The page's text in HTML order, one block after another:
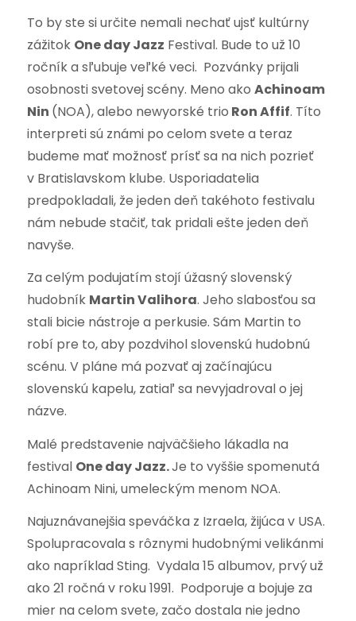
To by ste si určite nemali nechať ujsť kultúrny
zážitok One day Jazz Festival. Bude to už 10
ročník a sľubuje veľké veci. Pozvánky prijali
osobnosti svetovej scény. Meno ako Achinoam
Nin (NOA), alebo newyorské trio Ron Affif. Títo
interpreti sú známi po celom svete a teraz
budeme mať možnosť prísť sa na nich pozrieť
v Bratislavskom klube. Usporiadatelia
predpokladali, že jeden deň takéhoto festivalu
nám nebude stačiť, tak pridali ešte jeden deň
navyše.
Za celým podujatím stojí úžasný slovenský
hudobník Martin Valihora. Jeho slabosťou sa
stali bicie nástroje a perkusie. Sám Martin to
robí pre to, aby pozdvihol slovenskú hudobnú
scénu. V pláne má pozvať aj začínajúcu
slovenskú kapelu, zatiaľ sa nevyjadroval o jej
názve.
Malé predstavenie najväčšieho lákadla na
festival One day Jazz.Je to vyššie spomenutá
Achinoam Nini, umeleckým menom NOA.
Najuznávanejšia speváčka z Izraela, žijúca v USA.
Spolupracovala s rôznymi hudobnými velikánmi
ako napríklad Sting. Vydala 15 albumov, prvý už
ako 21 ročná v roku 1991. Podporuje a bojuje za
mier na celom svete, začo dostala nie jedno